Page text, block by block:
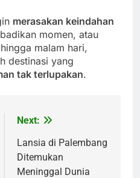
merasakan keindahan
momen, atau
malam hari,
destinasi yang
tak terlupakan.
Next:
Lansia di Palembang
Ditemukan
Meninggal Dunia